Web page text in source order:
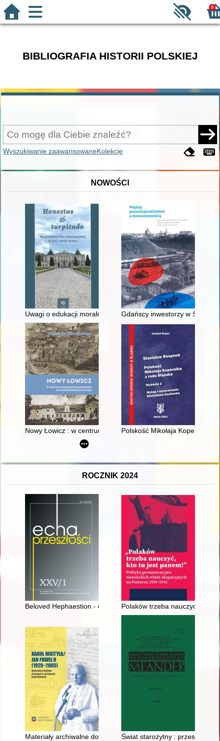
0
BIBLIOGRAFIA HISTORII POLSKIEJ
Wyszukiwanie zaawansowaneKolekcje
NOWOŚCI
Uwagi o edukacji moralnej synów szlacheckich w XVI-
Gdańscy inwestorzy w
Nowy Łowicz : w centrum poligonu drawskiego od
Polskość Mikołaja Kopernika z
ROCZNIK 2024
Beloved Hephaestion - detested HephaestionPolaków trzeba nauczyć, kto
Materiały archiwalne dotyczące św. Jana Pawła II i jego
Świat starożytny : przeszłość,